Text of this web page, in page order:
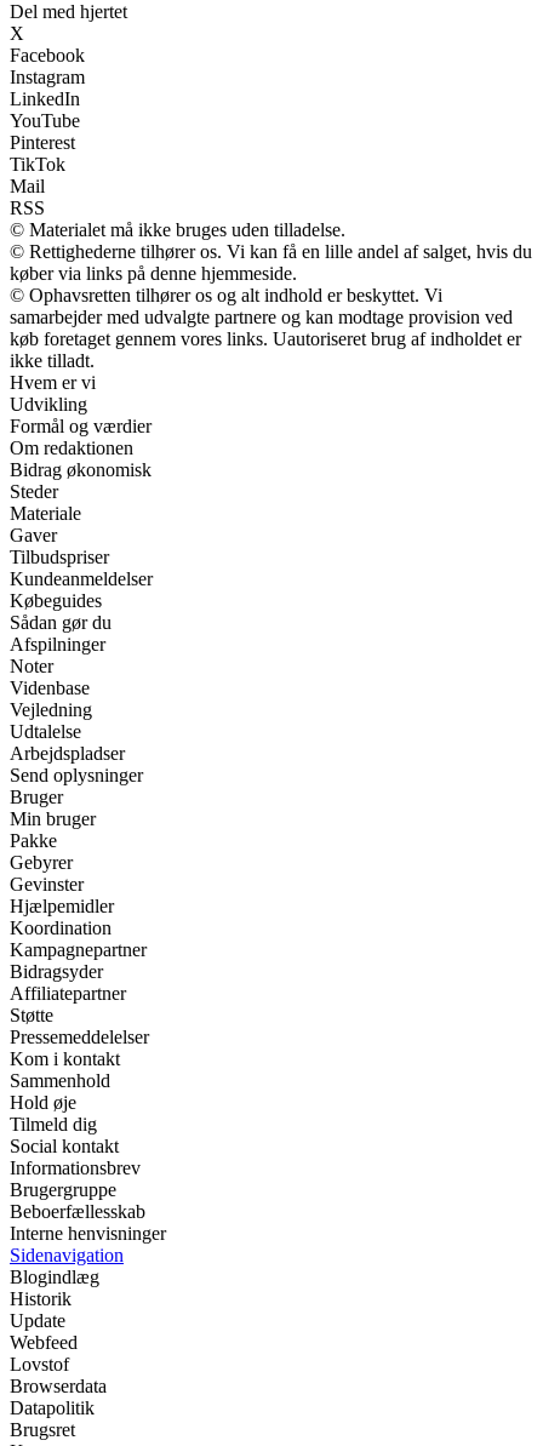
Del med hjertet
X
Facebook
Instagram
LinkedIn
YouTube
Pinterest
TikTok
Mail
RSS
© Materialet må ikke bruges uden tilladelse.
© Rettighederne tilhører os. Vi kan få en lille andel af salget, hvis du
køber via links på denne hjemmeside.
© Ophavsretten tilhører os og alt indhold er beskyttet. Vi
samarbejder med udvalgte partnere og kan modtage provision ved
køb foretaget gennem vores links. Uautoriseret brug af indholdet er
ikke tilladt.
Hvem er vi
Udvikling
Formål og værdier
Om redaktionen
Bidrag økonomisk
Steder
Materiale
Gaver
Tilbudspriser
Kundeanmeldelser
Købeguides
Sådan gør du
Afspilninger
Noter
Videnbase
Vejledning
Udtalelse
Arbejdspladser
Send oplysninger
Bruger
Min bruger
Pakke
Gebyrer
Gevinster
Hjælpemidler
Koordination
Kampagnepartner
Bidragsyder
Affiliatepartner
Støtte
Pressemeddelelser
Kom i kontakt
Sammenhold
Hold øje
Tilmeld dig
Social kontakt
Informationsbrev
Brugergruppe
Beboerfællesskab
Interne henvisninger
Sidenavigation
Blogindlæg
Historik
Update
Webfeed
Lovstof
Browserdata
Datapolitik
Brugsret